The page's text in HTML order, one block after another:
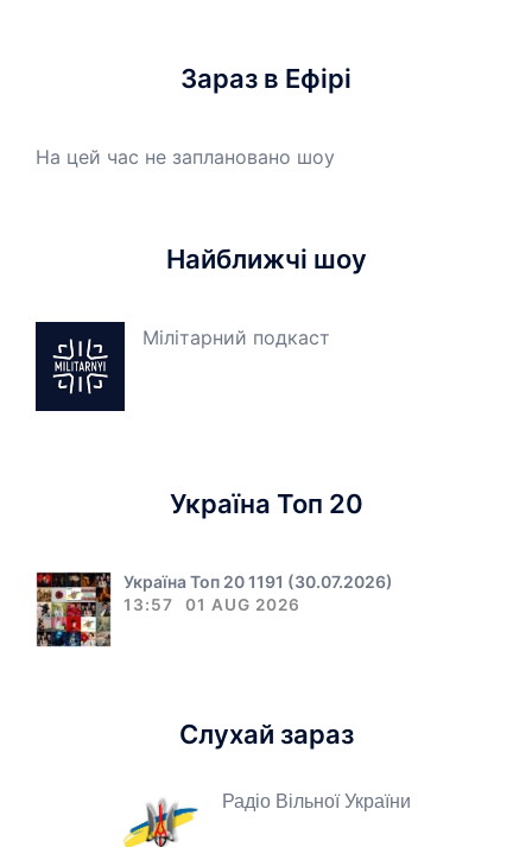
Зараз в Ефірі
На цей час не заплановано шоу
Найближчі шоу
Мілітарний подкаст
Україна Топ 20
Україна Топ 20 1191 (30.07.2026)
13:57 01 AUG 2026
Слухай зараз
Радіо Вільної України